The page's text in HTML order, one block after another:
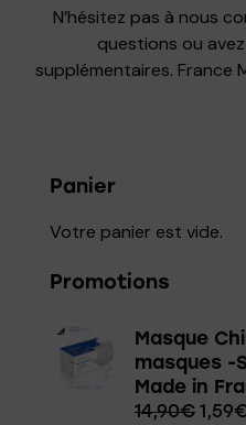
N’hésitez pas à nous
questions ou
supplémentaires. France
Panier
Votre panier est vide.
Promotions
Masque
masques -
Made in
14,90€ 1,59